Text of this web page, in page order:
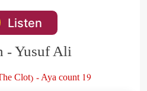
Listen
- Yusuf Ali
Clot) - Aya count 19